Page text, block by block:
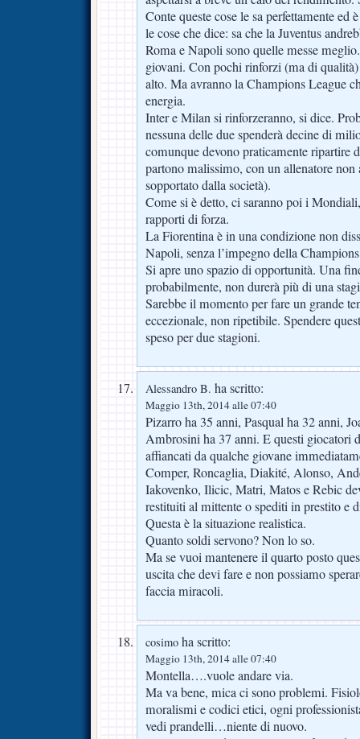
Conte queste cose le sa perfettamente ed
le cose che dice: sa che la Juventus
Roma e Napoli sono quelle messe
giovani. Con pochi rinforzi (ma di
alto. Ma avranno la Champions League
energia.
Inter e Milan si rinforzeranno, si dice.
nessuna delle due spenderà decine di
comunque devono praticamente ripartire
partono malissimo, con un allenatore non
sopportato dalla società).
Come si è detto, ci saranno poi i
rapporti di forza.
La Fiorentina è in una condizione non
Napoli, senza l’impegno della
Si apre uno spazio di opportunità. Una
probabilmente, non durerà più di una
Sarebbe il momento per fare un grande
eccezionale, non ripetibile. Spendere
speso per due stagioni.
Alessandro B. ha scritto:
Maggio 13th, 2014 alle 07:40
Pizarro ha 35 anni, Pasqual ha 32 anni,
Ambrosini ha 37 anni. E questi giocatori
affiancati da qualche giovane
Comper, Roncaglia, Diakité, Alonso,
Iakovenko, Ilicic, Matri, Matos e Rebic
restituiti al mittente o spediti in prestito e
Questa è la situazione realistica.
Quanto soldi servono? Non lo so.
Ma se vuoi mantenere il quarto posto
uscita che devi fare e non possiamo
faccia miracoli.
cosimo ha scritto:
Maggio 13th, 2014 alle 07:40
Montella….vuole andare via.
Ma va bene, mica ci sono problemi.
moralismi e codici etici, ogni
vedi prandelli…niente di nuovo.